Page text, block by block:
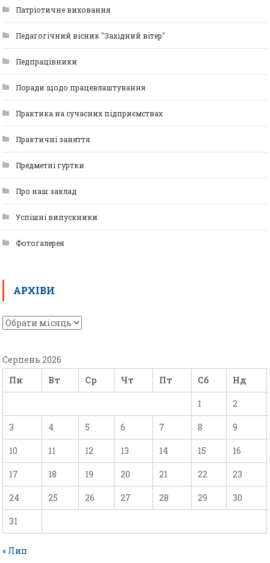
Патріотичне виховання
Педагогічний вісник "Західний вітер"
Педпрацівники
Поради щодо працевлаштування
Практика на сучасних підприємствах
Практичні заняття
Предметні гуртки
Про наш заклад
Успішні випускники
Фотогалерея
АРХІВИ
Серпень 2026
Пн
Вт Ср Чт Пт Сб Нд
1 2
3 4 5 6 7 8 9
10 11 12 13 14 15 16
17 18 19 20 21 22 23
24 25 26 27 28 29 30
31
« Лип